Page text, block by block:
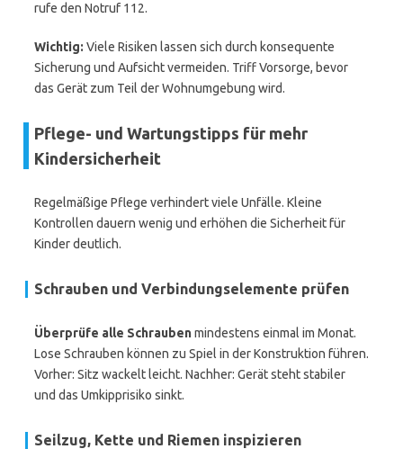
rufe den Notruf 112.
Wichtig: Viele Risiken lassen sich durch konsequente
Sicherung und Aufsicht vermeiden. Triff Vorsorge, bevor
das Gerät zum Teil der Wohnumgebung wird.
Pflege- und Wartungstipps für mehr
Kindersicherheit
Regelmäßige Pflege verhindert viele Unfälle. Kleine
Kontrollen dauern wenig und erhöhen die Sicherheit für
Kinder deutlich.
Schrauben und Verbindungselemente prüfen
Überprüfe alle Schraubenmindestens einmal im Monat.
Lose Schrauben können zu Spiel in der Konstruktion führen.
Vorher: Sitz wackelt leicht. Nachher: Gerät steht stabiler
und das Umkipprisiko sinkt.
Seilzug, Kette und Riemen inspizieren